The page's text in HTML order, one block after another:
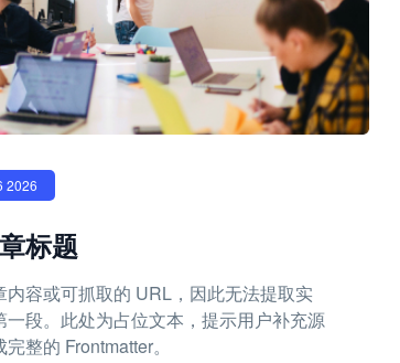
2026
标题
内容或可抓取的 URL，因此无法提取实
一段。此处为占位文本，提示用户补充源
整的 Frontmatter。